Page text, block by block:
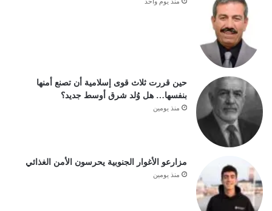
حين قررت ثلاث قوى إسلامية أن تصنع أمنها
بنفسها… هل وُلد شرق أوسط جديد؟
منذ يومين
مزارعو الأغوار الجنوبية يحرسون الأمن الغذائي
منذ يومين